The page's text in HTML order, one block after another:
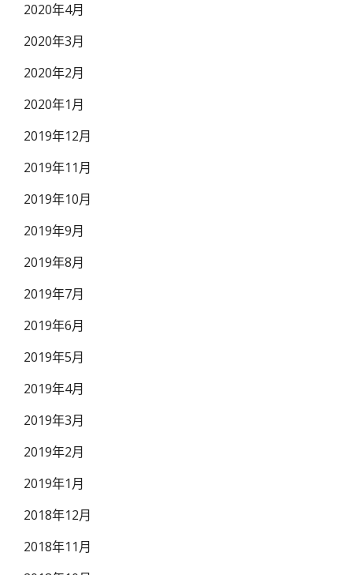
2020年4月
2020年3月
2020年2月
2020年1月
2019年12月
2019年11月
2019年10月
2019年9月
2019年8月
2019年7月
2019年6月
2019年5月
2019年4月
2019年3月
2019年2月
2019年1月
2018年12月
2018年11月